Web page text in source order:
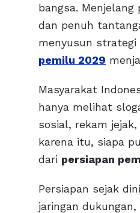
bangsa.
dan penuh
menyusun
pemilu 2029
Masyarakat
hanya melihat
sosial, rekam
karena itu, siapa
dari persiapan
Persiapan sejak
jaringan